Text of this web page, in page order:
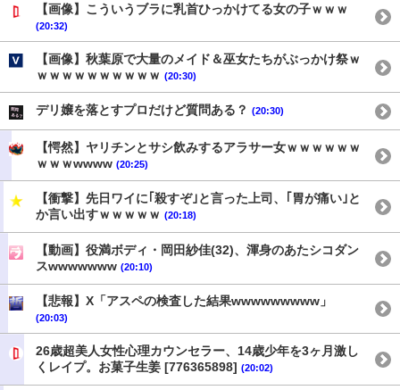
【画像】こういうブラに乳首ひっかけてる女の子ｗｗｗ
(20:32)
【画像】秋葉原で大量のメイド＆巫女たちがぶっかけ祭ｗ
ｗｗｗｗｗｗｗｗｗｗ (20:30)
デリ嬢を落とすプロだけど質問ある？ (20:30)
【愕然】ヤリチンとサシ飲みするアラサー女ｗｗｗｗｗｗ
ｗｗｗwwww (20:25)
【衝撃】先日ワイに｢殺すぞ｣と言った上司、｢胃が痛い｣と
か言い出すｗｗｗｗｗ (20:18)
【動画】役満ボディ・岡田紗佳(32)、渾身のあたシコダン
スwwwwwww (20:10)
【悲報】X「アスペの検査した結果wwwwwwwww」
(20:03)
26歳超美人女性心理カウンセラー、14歳少年を3ヶ月激し
くレイプ。お菓子生姜 [776365898] (20:02)